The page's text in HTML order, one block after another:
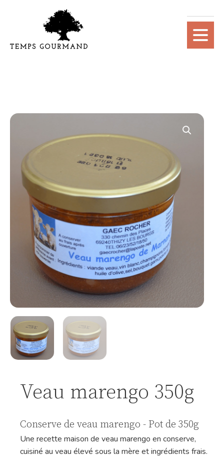
Veau marengo 350g
Conserve de veau marengo - Pot de 350g
Une recette maison de veau marengo en conserve,
cuisiné au veau élevé sous la mère et ingrédients frais.